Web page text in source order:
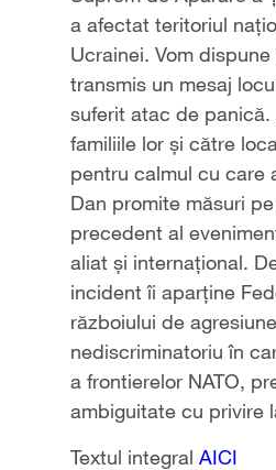
a afectat teritoriul
Ucrainei. Vom
transmis un mesaj
suferit atac de
familiile lor și către
pentru calmul cu care
Dan promite măsuri
precedent al
aliat și internațional.
incident îi aparține
războiului de
nediscriminatoriu în
a frontierelor NATO,
ambiguitate cu privire
Textul integral AICI